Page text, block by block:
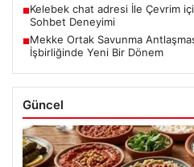
■Kelebek chat adresi İle Çevrim
Sohbet Deneyimi
■Mekke Ortak Savunma
İşbirliğinde Yeni Bir Dönem
Güncel